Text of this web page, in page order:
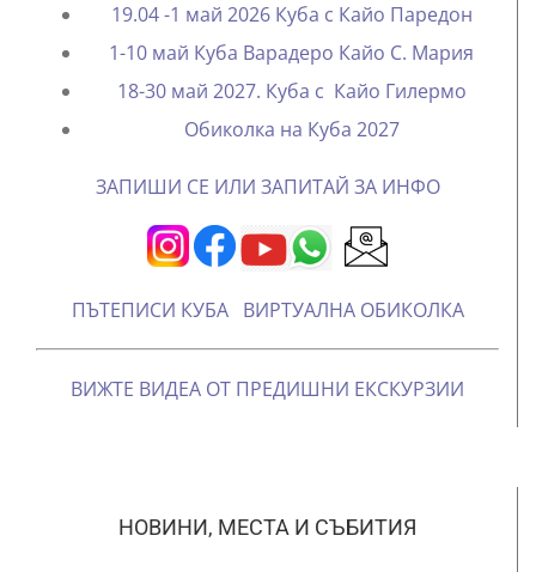
19.04 -1 май 2026 Куба с Кайо Паредон
1-10 май Куба Варадеро Кайо С. Мария
18-30 май 2027. Куба с Кайо Гилермо
Oбиколка на Куба 2027
ЗАПИШИ СЕ ИЛИ ЗАПИТАЙ ЗА ИНФО
ПЪТЕПИСИ КУБА ВИРТУАЛНА ОБИКОЛКА
ВИЖТЕ ВИДЕА ОТ ПРЕДИШНИ ЕКСКУРЗИИ
НОВИНИ, МЕСТА И СЪБИТИЯ